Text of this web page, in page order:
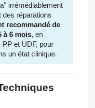
irrémédiablement
des réparations
recommandé de
à 6 mois, en
et UDF, pour
un état clinique.